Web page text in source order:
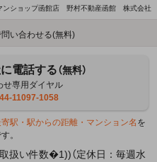
ンショップ函館店 野村不動産函館 株式会社
い合わせる(無料)
電話する（無料）
せ専用ダイヤル
11097-1058
駅・駅からの距離・マンション名 を
。
扱い件数�1))（定休日：毎週水